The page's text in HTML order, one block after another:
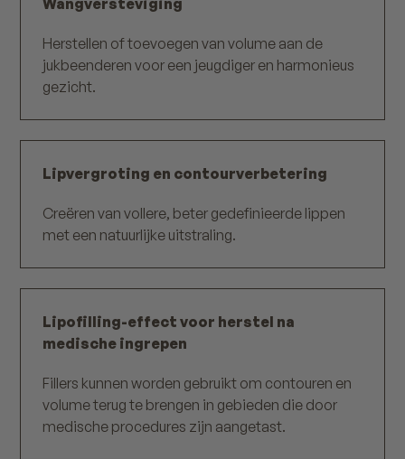
Wangversteviging
Herstellen of toevoegen van volume aan de
jukbeenderen voor een jeugdiger en harmonieus
gezicht.
Lipvergroting en contourverbetering
Creëren van vollere, beter gedefinieerde lippen
met een natuurlijke uitstraling.
Lipofilling-effect voor herstel na
medische ingrepen
Fillers kunnen worden gebruikt om contouren en
volume terug te brengen in gebieden die door
medische procedures zijn aangetast.